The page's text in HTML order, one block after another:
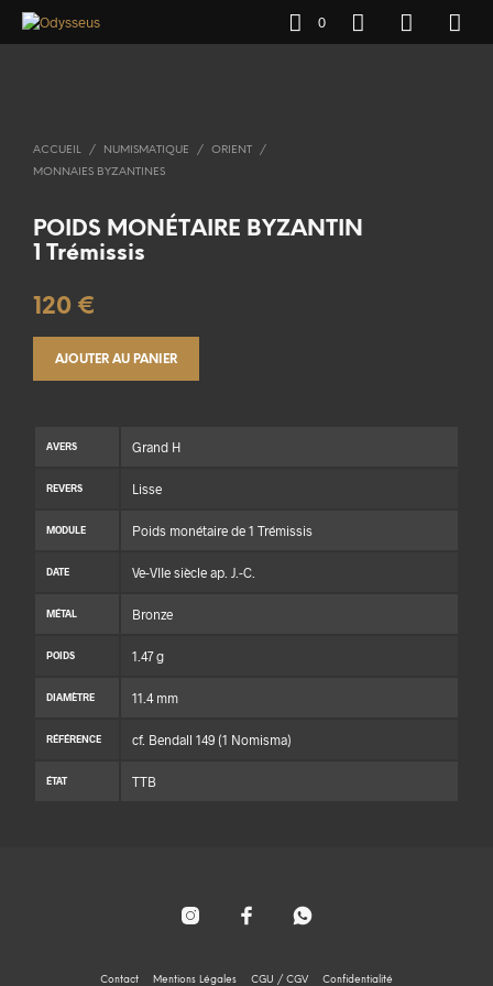
0
ACCUEIL / NUMISMATIQUE / ORIENT
/
MONNAIES BYZANTINES
POIDS MONÉTAIRE BYZANTIN
1 Trémissis
120 €
AJOUTER AU PANIER
AVERS Grand H
REVERS Lisse
MODULE Poids monétaire de 1 Trémissis
DATE Ve-VIIe siècle ap. J.-C.
MÉTAL Bronze
POIDS 1.47 g
DIAMÈTRE 11.4 mm
RÉFÉRENCE cf. Bendall 149 (1 Nomisma)
ÉTAT TTB
Contact Mentions Légales CGU / CGV Confidentialité